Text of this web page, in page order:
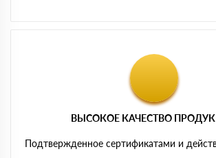
ВЫСОКОЕ КАЧЕСТВО
Подтвержденное сертификатами и